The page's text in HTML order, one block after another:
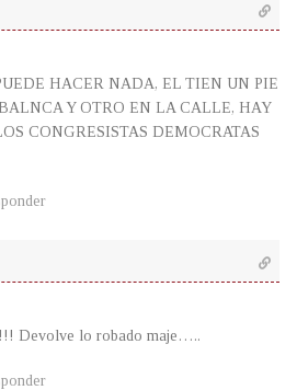
HACER NADA, EL TIEN UN PIE
Y OTRO EN LA CALLE, HAY
CONGRESISTAS DEMOCRATAS
!!! Devolve lo robado maje…..